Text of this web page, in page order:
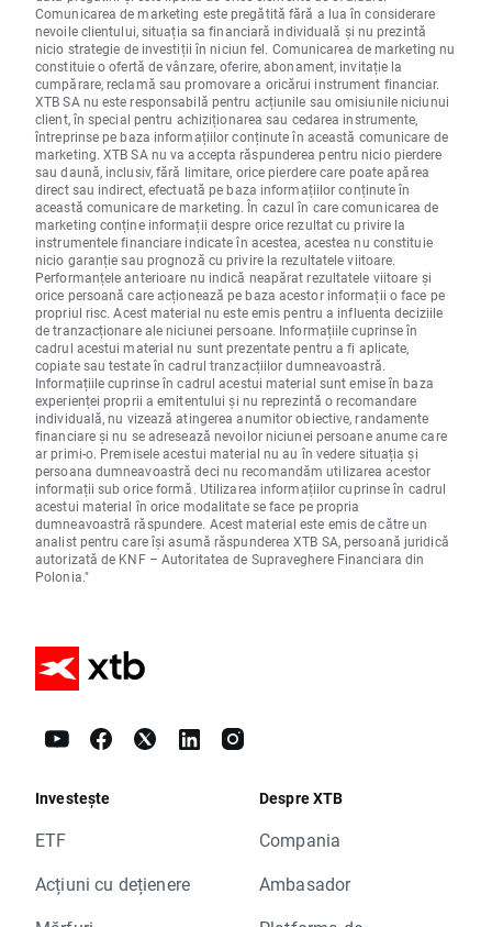
Comunicarea de marketing este pregătită fără a lua în considerare
nevoile clientului, situația sa financiară individuală și nu prezintă
nicio strategie de investiții în niciun fel. Comunicarea de marketing nu
constituie o ofertă de vânzare, oferire, abonament, invitație la
cumpărare, reclamă sau promovare a oricărui instrument financiar.
XTB SA nu este responsabilă pentru acțiunile sau omisiunile niciunui
client, în special pentru achiziționarea sau cedarea instrumente,
întreprinse pe baza informațiilor conținute în această comunicare de
marketing. XTB SA nu va accepta răspunderea pentru nicio pierdere
sau daună, inclusiv, fără limitare, orice pierdere care poate apărea
direct sau indirect, efectuată pe baza informațiilor conținute în
această comunicare de marketing. În cazul în care comunicarea de
marketing conține informații despre orice rezultat cu privire la
instrumentele financiare indicate în acestea, acestea nu constituie
nicio garanție sau prognoză cu privire la rezultatele viitoare.
Performanțele anterioare nu indică neapărat rezultatele viitoare și
orice persoană care acționează pe baza acestor informații o face pe
propriul risc. Acest material nu este emis pentru a influenta deciziile
de tranzacționare ale niciunei persoane. Informațiile cuprinse în
cadrul acestui material nu sunt prezentate pentru a fi aplicate,
copiate sau testate în cadrul tranzacțiilor dumneavoastră.
Informațiile cuprinse în cadrul acestui material sunt emise în baza
experienței proprii a emitentului și nu reprezintă o recomandare
individuală, nu vizează atingerea anumitor obiective, randamente
financiare și nu se adresează nevoilor niciunei persoane anume care
ar primi-o. Premisele acestui material nu au în vedere situația și
persoana dumneavoastră deci nu recomandăm utilizarea acestor
informații sub orice formă. Utilizarea informațiilor cuprinse în cadrul
acestui material în orice modalitate se face pe propria
dumneavoastră răspundere. Acest material este emis de către un
analist pentru care își asumă răspunderea XTB SA, persoană juridică
autorizată de KNF – Autoritatea de Supraveghere Financiara din
Polonia."
Investește
ETF
Acțiuni cu dețienere
Despre XTB
Compania
Ambasador